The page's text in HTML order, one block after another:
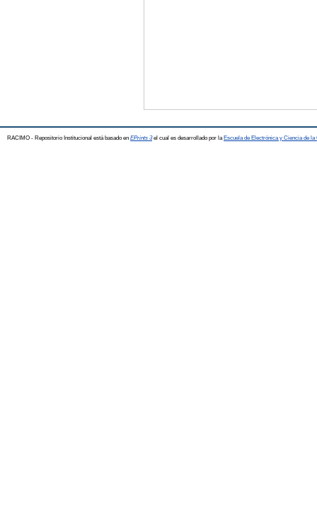
RACIMO - Repositorio Institucional está basado en EPrints 3el cual es desarrollado por la Escuela de Electrónica y Ciencia de la